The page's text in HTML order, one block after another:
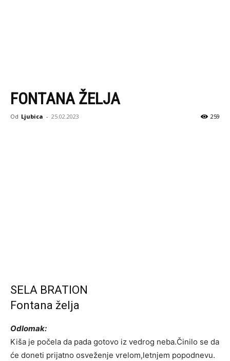
FONTANA ŽELJA
Od Ljubica - 25.02.2023 259
SELA BRATION
Fontana želja
Odlomak:
Kiša je počela da pada gotovo iz vedrog neba.Činilo se da
će doneti prijatno osveženje vrelom,letnjem popodnevu.